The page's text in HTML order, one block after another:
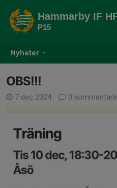
Nyheter
Hammarby IF
P15
OBS!!!
7 dec 2024 0